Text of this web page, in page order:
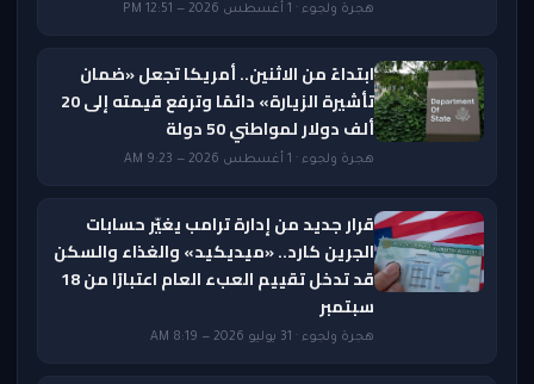
هجرة ولجوء · 1 أغسطس 2026 — 12:51 PM
ابتداءً من الاثنين.. أمريكا تجعل «ضمان
تأشيرة الزيارة» دائمًا وترفع قيمته إلى 20
ألف دولار لمواطني 50 دولة
هجرة ولجوء · 1 أغسطس 2026 — 9:23 AM
قرار جديد من إدارة ترامب يغيّر حسابات
الجرين كارد.. «ميديكيد» والغذاء والسكن
قد تدخل تقييم العبء العام اعتبارًا من 18
سبتمبر
هجرة ولجوء · 31 يوليو 2026 — 8:19 AM